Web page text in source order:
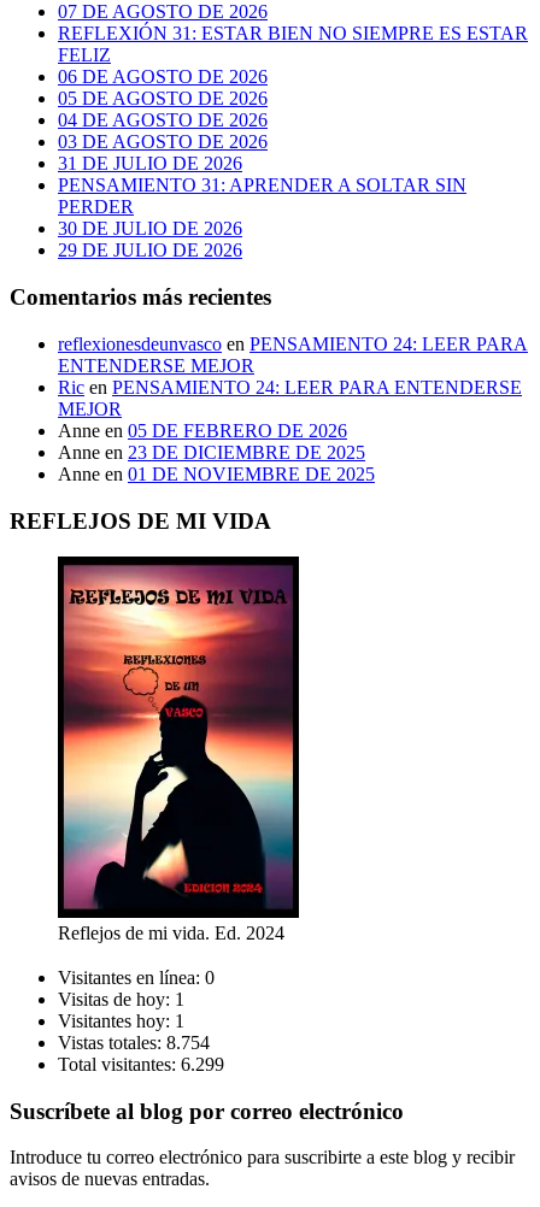
07 DE AGOSTO DE 2026
REFLEXIÓN 31: ESTAR BIEN NO SIEMPRE ES ESTAR
FELIZ
06 DE AGOSTO DE 2026
05 DE AGOSTO DE 2026
04 DE AGOSTO DE 2026
03 DE AGOSTO DE 2026
31 DE JULIO DE 2026
PENSAMIENTO 31: APRENDER A SOLTAR SIN
PERDER
30 DE JULIO DE 2026
29 DE JULIO DE 2026
Comentarios más recientes
reflexionesdeunvasco en PENSAMIENTO 24: LEER PARA
ENTENDERSE MEJOR
Ric en PENSAMIENTO 24: LEER PARA ENTENDERSE
MEJOR
Anne en 05 DE FEBRERO DE 2026
Anne en 23 DE DICIEMBRE DE 2025
Anne en 01 DE NOVIEMBRE DE 2025
REFLEJOS DE MI VIDA
Reflejos de mi vida. Ed. 2024
Visitantes en línea: 0
Visitas de hoy: 1
Visitantes hoy: 1
Vistas totales: 8.754
Total visitantes: 6.299
Suscríbete al blog por correo electrónico
Introduce tu correo electrónico para suscribirte a este blog y recibir
avisos de nuevas entradas.